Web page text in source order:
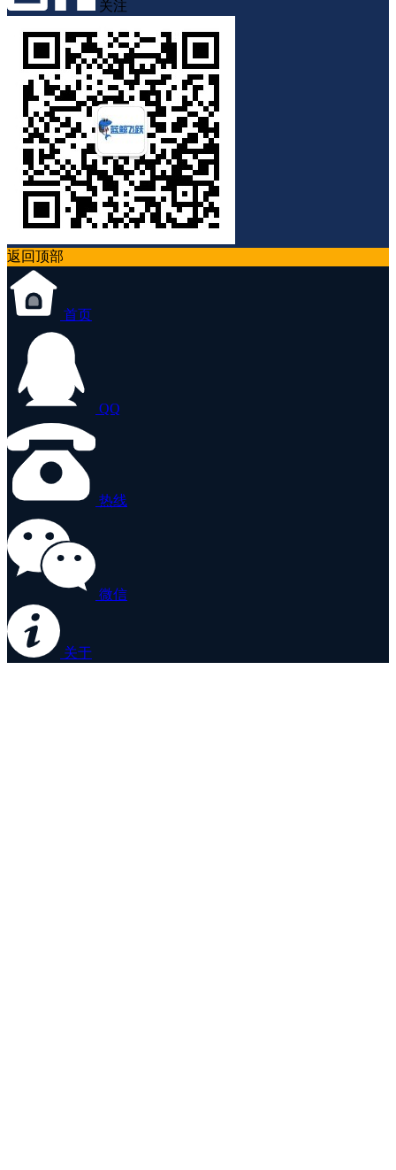
关注
返回顶部
首页
QQ
热线
微信
关于